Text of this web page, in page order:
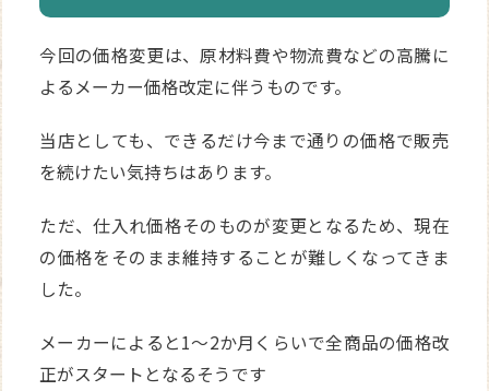
今回の価格変更は、原材料費や物流費などの高騰に
よるメーカー価格改定に伴うものです。
当店としても、できるだけ今まで通りの価格で販売
を続けたい気持ちはあります。
ただ、仕入れ価格そのものが変更となるため、現在
の価格をそのまま維持することが難しくなってきま
した。
メーカーによると1～2か月くらいで全商品の価格改
正がスタートとなるそうです